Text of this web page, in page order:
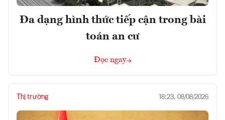
Đa dạng hình thức tiếp cận trong bài
toán an cư
Đọc ngay
Thị trường 18:23, 08/08/2026